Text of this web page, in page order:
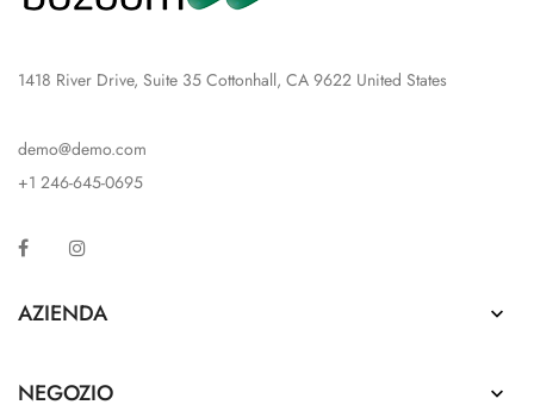
1418 River Drive, Suite 35 Cottonhall, CA 9622 United States
demo@demo.com
+1 246-645-0695
Facebook
AZIENDA 
NEGOZIO 